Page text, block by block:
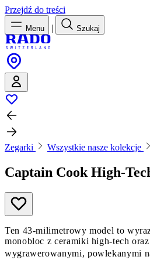
Przejdź do treści
Menu | Szukaj
Zegarki Wszystkie nasze kolekcje
Captain Cook High-
Ten 43-milimetrowy model to
monobloc z ceramiki high-tech
wygrawerowanymi, powlekanymi